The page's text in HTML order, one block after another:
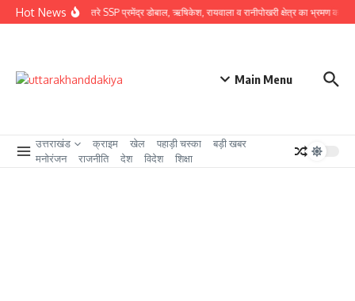
Skip to content
Hot News
ग्राउंड जीरो पर उतरे SSP प्रमेंद्र डोबाल, ऋषिकेश, रायवाला व रानीपोखरी क्षेत्र का भ्रमण कर
Main Menu
उत्तराखंड क्राइम खेल पहाड़ी चस्का
बड़ी खबर
मनोरंजन
राजनीति देश विदेश शिक्षा